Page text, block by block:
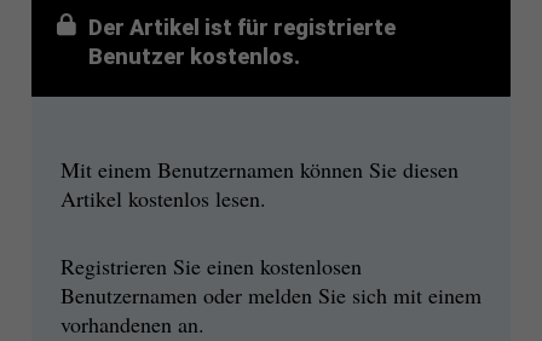
Der Artikel ist für registrierte
Benutzer kostenlos.
Mit einem Benutzernamen können Sie diesen
Artikel kostenlos lesen.
Registrieren Sie einen kostenlosen
Benutzernamen oder melden Sie sich mit einem
vorhandenen an.